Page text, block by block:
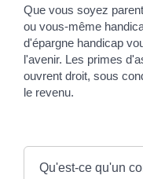
Que vous soyez
ou vous-même
d'épargne handicap
l'avenir. Les primes
ouvrent droit, sous
le revenu.
Qu'est-ce qu'un